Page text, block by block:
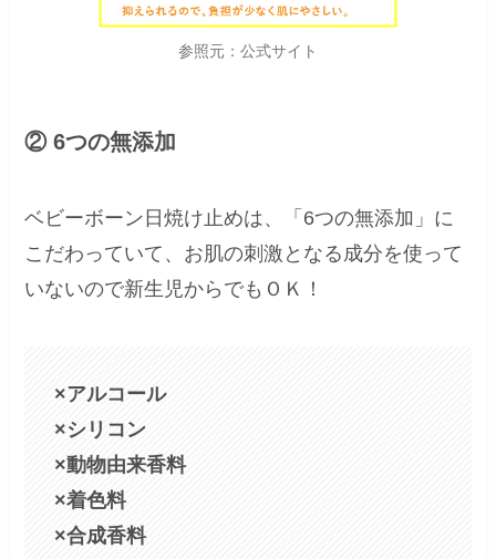
参照元：公式サイト
② 6つの無添加
ベビーボーン日焼け止めは、「6つの無添加」に
こだわっていて、お肌の刺激となる成分を使って
いないので新生児からでもＯＫ！
×アルコール
×シリコン
×動物由来香料
×着色料
×合成香料